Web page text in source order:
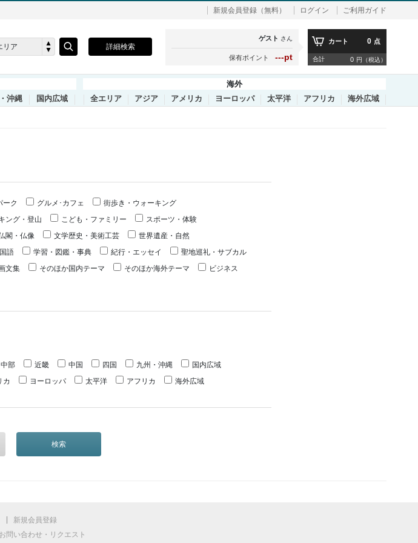
新規会員登録（無料） ログイン ご利用ガイド
リア 詳細検索
ゲスト さん
保有ポイント ---pt
カート 0 点
合計 0 円（税込）
沖縄 国内広域
海外
全エリア
アジア アメリカ ヨーロッパ 太平洋 アフリカ 海外広域
ーク グルメ･カフェ
街歩き・ウォーキング
ング・登山 こども・ファミリー
スポーツ・体験
閣・仏像 文学歴史・美術工芸
世界遺産・自然
語 学習・図鑑・事典 紀行・エッセイ
聖地巡礼・サブカル
文集 そのほか国内テーマ そのほか海外テーマ
ビジネス
中部 近畿 中国 四国 九州・沖縄
国内広域
カ ヨーロッパ 太平洋 アフリカ 海外広域
新規会員登録
お問い合わせ・リクエスト